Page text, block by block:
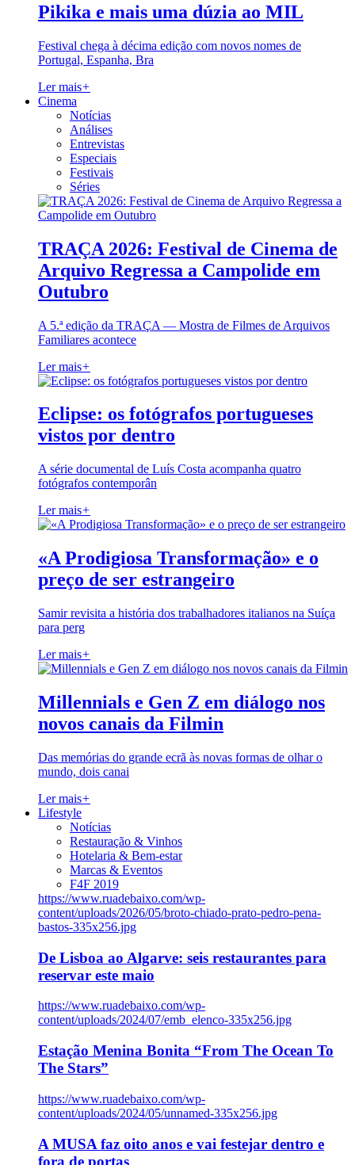
Pikika e mais uma dúzia ao MIL
Festival chega à décima edição com novos nomes de
Portugal, Espanha, Bra
Ler mais+
Cinema
Notícias
Análises
Entrevistas
Especiais
Festivais
Séries
TRAÇA 2026: Festival de Cinema de
Arquivo Regressa a Campolide em
Outubro
A 5.ª edição da TRAÇA — Mostra de Filmes de Arquivos
Familiares acontece
Ler mais+
Eclipse: os fotógrafos portugueses
vistos por dentro
A série documental de Luís Costa acompanha quatro
fotógrafos contemporân
Ler mais+
«A Prodigiosa Transformação» e o
preço de ser estrangeiro
Samir revisita a história dos trabalhadores italianos na Suíça
para perg
Ler mais+
Millennials e Gen Z em diálogo nos
novos canais da Filmin
Das memórias do grande ecrã às novas formas de olhar o
mundo, dois canai
Ler mais+
Lifestyle
Notícias
Restauração & Vinhos
Hotelaria & Bem-estar
Marcas & Eventos
F4F 2019
https://www.ruadebaixo.com/wp-
content/uploads/2026/05/broto-chiado-prato-pedro-pena-
bastos-335x256.jpg
De Lisboa ao Algarve: seis restaurantes para
reservar este maio
https://www.ruadebaixo.com/wp-
content/uploads/2024/07/emb_elenco-335x256.jpg
Estação Menina Bonita “From The Ocean To
The Stars”
https://www.ruadebaixo.com/wp-
content/uploads/2024/05/unnamed-335x256.jpg
A MUSA faz oito anos e vai festejar dentro e
fora de portas